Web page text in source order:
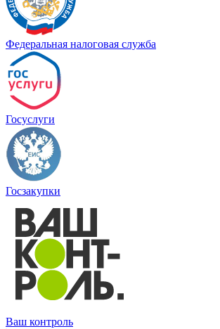
Федеральная налоговая служба
Госуслуги
Госзакупки
Ваш контроль